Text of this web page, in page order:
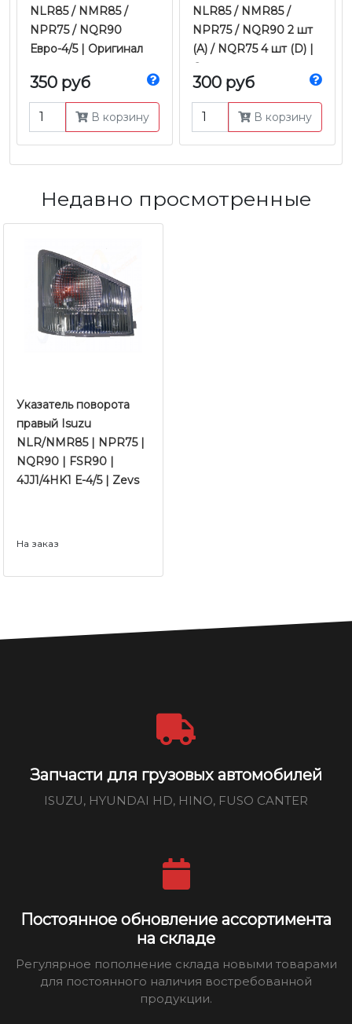
NLR85 / NMR85 /
NPR75 / NQR90
Евро-4/5 | Оригинал
350 руб
В корзину
NLR85 / NMR85 /
NPR75 / NQR90 2 шт
(A) / NQR75 4 шт (D) |
Оригинал
300 руб
В корзину
Недавно просмотренные
Указатель поворота
правый Isuzu
NLR/NMR85 | NPR75 |
NQR90 | FSR90 |
4JJ1/4HK1 Е-4/5 | Zevs
На заказ
Запчасти для грузовых автомобилей
ISUZU, HYUNDAI HD, HINO, FUSO CANTER
Постоянное обновление ассортимента
на складе
Регулярное пополнение склада новыми товарами
для постоянного наличия востребованной
продукции.